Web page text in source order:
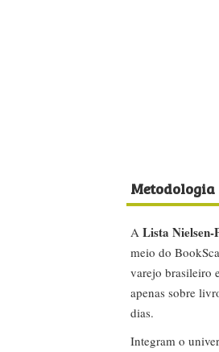
Metodologia
A Lista Nielsen-
meio do
varejo brasileiro
apenas sobre
dias.
Integram o